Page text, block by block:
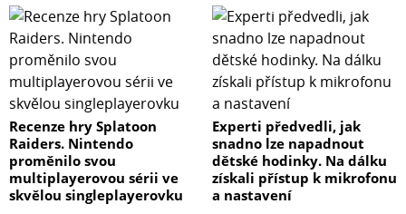
Recenze hry Splatoon
Raiders. Nintendo
proměnilo svou
multiplayerovou sérii ve
skvělou singleplayerovku
Experti předvedli, jak
snadno lze napadnout
dětské hodinky. Na dálku
získali přístup k mikrofonu
a nastavení